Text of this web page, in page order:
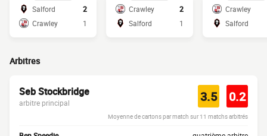
Salford
2
Crawley
1
Crawley
2
Salford
1
Crawley
Salford
Arbitres
Seb Stockbridge
arbitre principal 3.5 0.2
Moyenne de cartons par match sur 11 matchs arbitrés